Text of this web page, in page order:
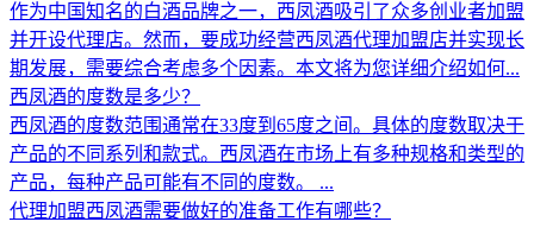
作为中国知名的白酒品牌之一，西凤酒吸引了众多创业者加盟
并开设代理店。然而，要成功经营西凤酒代理加盟店并实现长
期发展，需要综合考虑多个因素。本文将为您详细介绍如何...
西凤酒的度数是多少？
西凤酒的度数范围通常在33度到65度之间。具体的度数取决于
产品的不同系列和款式。西凤酒在市场上有多种规格和类型的
产品，每种产品可能有不同的度数。 ...
代理加盟西凤酒需要做好的准备工作有哪些？